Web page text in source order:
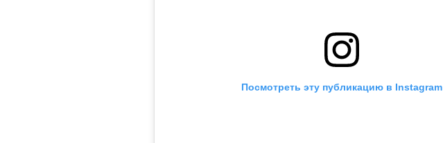
Посмотреть эту публикацию в Instagram